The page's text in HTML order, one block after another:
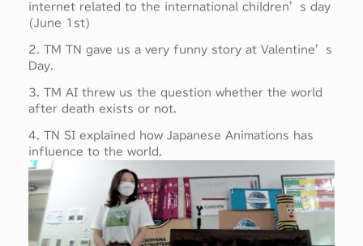
internet related to the international children’s day
(June 1st)
2. TM TN gave us a very funny story at Valentine’s
Day.
3. TM AI threw us the question whether the world
after death exists or not.
4. TN SI explained how Japanese Animations has
influence to the world.